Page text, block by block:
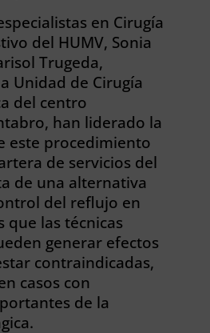
en Cirugía
del HUMV, Sonia
Trugeda,
Unidad de Cirugía
del centro
han liderado la
este procedimiento
de servicios del
de una alternativa
del reflujo en
que las técnicas
generar efectos
contraindicadas,
casos con
de la